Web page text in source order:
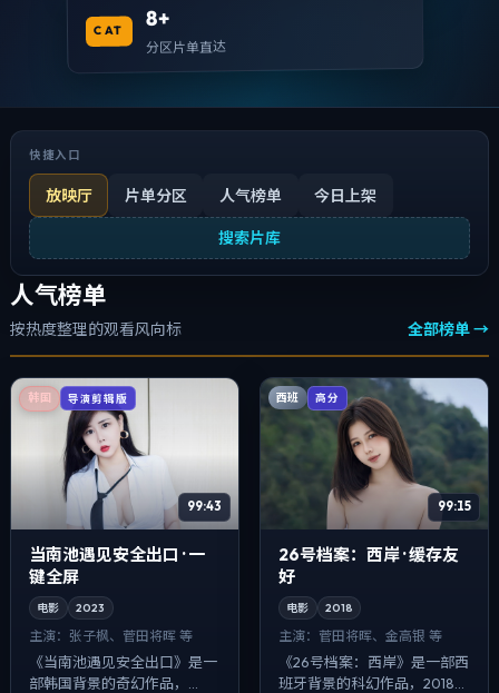
CAT 8+
分区片单直达
快捷入口
放映厅 片单分区 人气榜单 今日上架
搜索片库
人气榜单
按热度整理的观看风向标 全部榜单 →
韩国 导演剪辑版
99:43
当南池遇见安全出口 · 一
键全屏
电影 2023
主演： 张子枫、菅田将晖 等
《当南池遇见安全出口》是一
部韩国背景的奇幻作品，
西班 高分
99:15
26号档案：西岸 · 缓存友
好
电影 2018
主演： 菅田将晖、金高银 等
《26号档案：西岸》是一部西
班牙背景的科幻作品，2018年